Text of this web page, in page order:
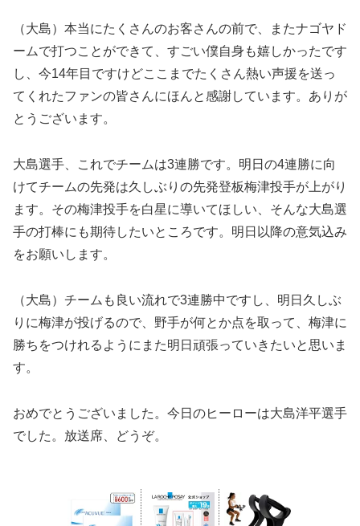
（大島）本当にたくさんのお客さんの前で、またナゴヤド
ームで打つことができて、すごい僕自身も嬉しかったです
し、今14年目ですけどここまでたくさん熱い声援を送っ
てくれたファンの皆さんにほんと感謝しています。ありが
とうございます。
大島選手、これでチームは3連勝です。明日の4連勝に向
けてチームの先発は久しぶりの先発登板梅津投手が上がり
ます。その梅津投手を白星に導いてほしい、そんな大島選
手の打棒にも期待したいところです。明日以降の意気込み
をお願いします。
（大島）チームも良い流れで3連勝中ですし、明日久しぶ
りに梅津が投げるので、野手が何とか点を取って、梅津に
勝ちをつけれるようにまた明日頑張っていきたいと思いま
す。
おめでとうございました。今日のヒーローは大島洋平選手
でした。放送席、どうぞ。